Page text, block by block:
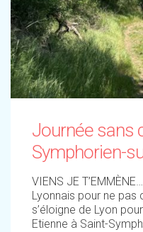
Journée sans
Symphorien-
VIENS JE
Lyonnais pour ne
s’éloigne de Lyon
Etienne à Saint-